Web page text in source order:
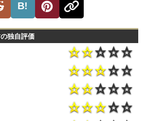
B!
独自評価